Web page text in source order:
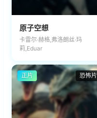
原子空想
卡雷尔·赫格,弗洛朗丝·玛
莉,Eduar
恐怖片
正片